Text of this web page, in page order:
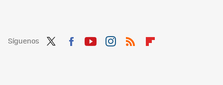
Síguenos